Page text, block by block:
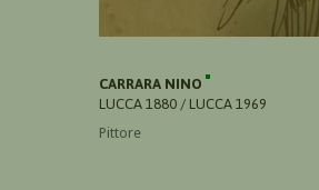
CARRARA NINO
LUCCA 1880 / LUCCA 1969
Pittore